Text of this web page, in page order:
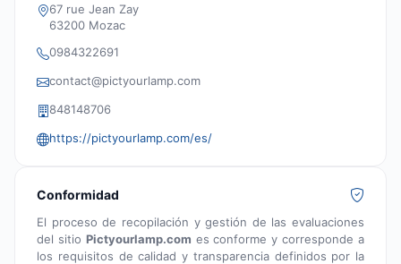
67 rue Jean Zay
63200 Mozac
0984322691
contact@pictyourlamp.com
848148706
https://pictyourlamp.com/es/
Conformidad
El proceso de recopilación y gestión de las evaluaciones
del sitio Pictyourlamp.com es conforme y corresponde a
los requisitos de calidad y transparencia definidos por la